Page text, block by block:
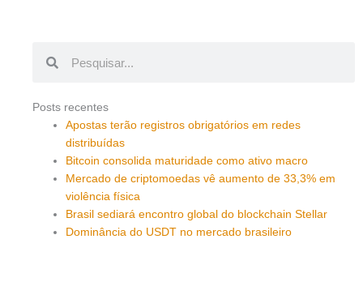
Posts recentes
Apostas terão registros obrigatórios em redes
distribuídas
Bitcoin consolida maturidade como ativo macro
Mercado de criptomoedas vê aumento de 33,3% em
violência física
Brasil sediará encontro global do blockchain Stellar
Dominância do USDT no mercado brasileiro